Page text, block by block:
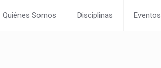
Quiénes Somos Disciplinas Eventos